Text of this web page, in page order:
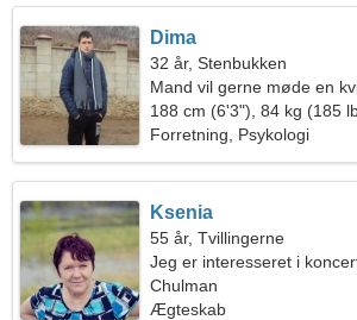
Dima
32 år, Stenbukken
Mand vil gerne møde en
188 cm (6'3"), 84 kg (185
Forretning, Psykologi
Ksenia
55 år, Tvillingerne
Jeg er interesseret i
Chulman
Ægteskab